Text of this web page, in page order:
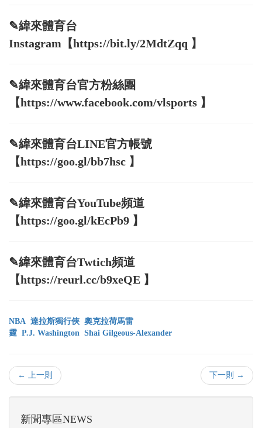
✎緯來體育台
Instagram【https://bit.ly/2MdtZqq 】
✎緯來體育台官方粉絲團
【https://www.facebook.com/vlsports 】
✎緯來體育台LINE官方帳號
【https://goo.gl/bb7hsc 】
✎緯來體育台YouTube頻道
【https://goo.gl/kEcPb9 】
✎緯來體育台Twtich頻道
【https://reurl.cc/b9xeQE 】
NBA 達拉斯獨行俠 奧克拉荷馬雷
霆 P.J. Washington Shai Gilgeous-Alexander
← 上一則 下一則 →
新聞專區NEWS